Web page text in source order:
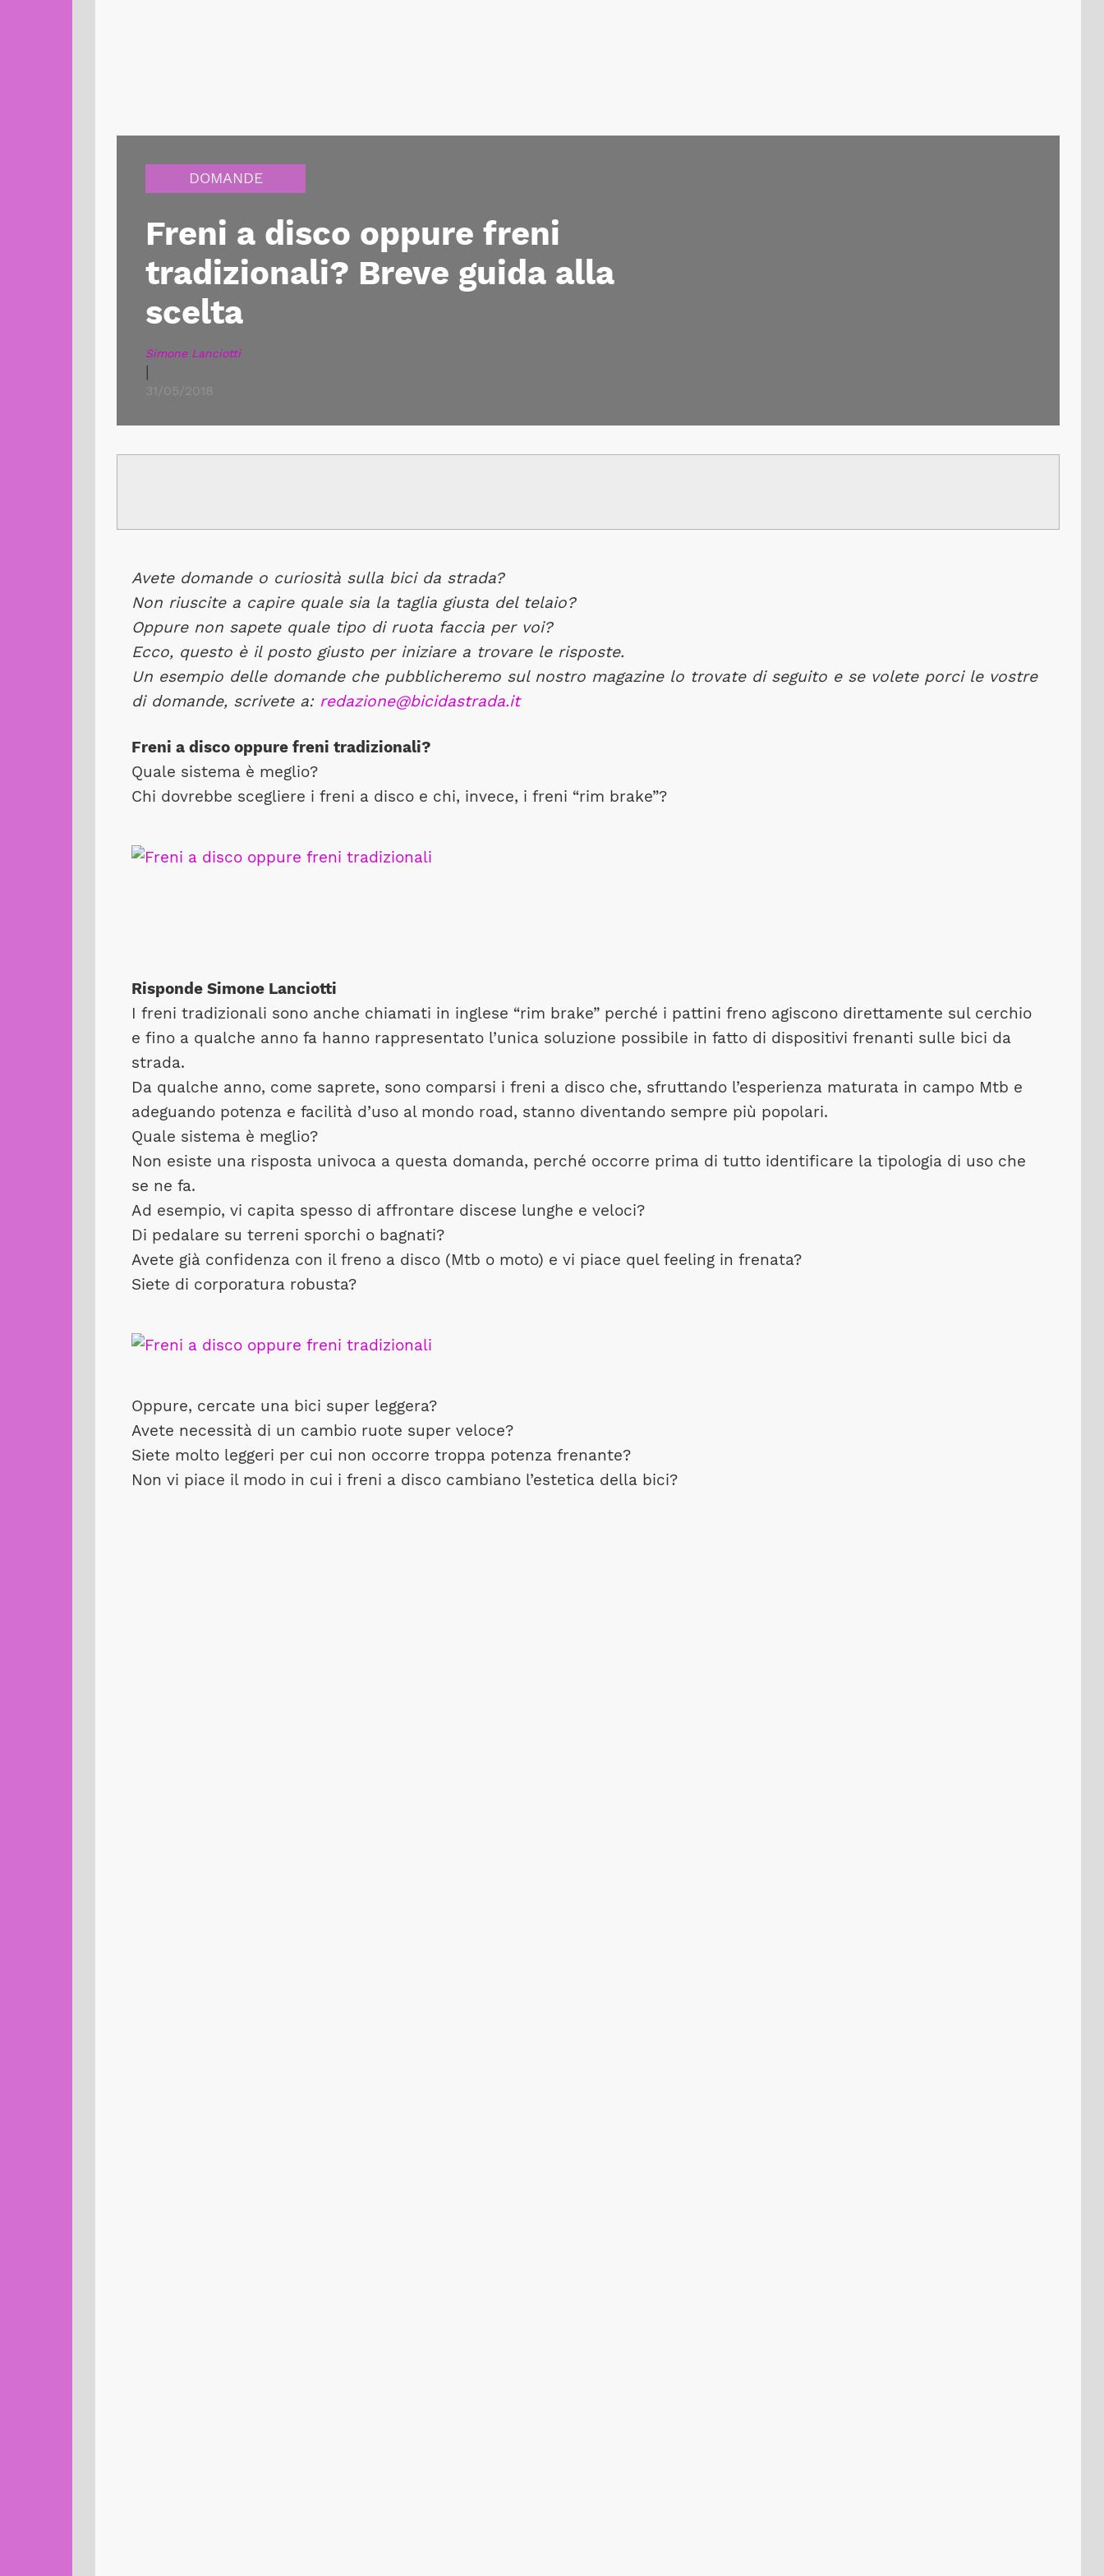
DOMANDE
Freni a disco oppure freni
tradizionali? Breve guida alla
scelta
Simone Lanciotti
|
31/05/2018
Avete domande o curiosità sulla bici da strada?
Non riuscite a capire quale sia la taglia giusta del telaio?
Oppure non sapete quale tipo di ruota faccia per voi?
Ecco, questo è il posto giusto per iniziare a trovare le risposte.
Un esempio delle domande che pubblicheremo sul nostro magazine lo trovate di seguito e se volete porci le vostre
di domande, scrivete a: redazione@bicidastrada.it
Freni a disco oppure freni tradizionali?
Quale sistema è meglio?
Chi dovrebbe scegliere i freni a disco e chi, invece, i freni “rim brake”?
Risponde Simone Lanciotti
I freni tradizionali sono anche chiamati in inglese “rim brake” perché i pattini freno agiscono direttamente sul cerchio
e fino a qualche anno fa hanno rappresentato l’unica soluzione possibile in fatto di dispositivi frenanti sulle bici da
strada.
Da qualche anno, come saprete, sono comparsi i freni a disco che, sfruttando l’esperienza maturata in campo Mtb e
adeguando potenza e facilità d’uso al mondo road, stanno diventando sempre più popolari.
Quale sistema è meglio?
Non esiste una risposta univoca a questa domanda, perché occorre prima di tutto identificare la tipologia di uso che
se ne fa.
Ad esempio, vi capita spesso di affrontare discese lunghe e veloci?
Di pedalare su terreni sporchi o bagnati?
Avete già confidenza con il freno a disco (Mtb o moto) e vi piace quel feeling in frenata?
Siete di corporatura robusta?
Oppure, cercate una bici super leggera?
Avete necessità di un cambio ruote super veloce?
Siete molto leggeri per cui non occorre troppa potenza frenante?
Non vi piace il modo in cui i freni a disco cambiano l’estetica della bici?